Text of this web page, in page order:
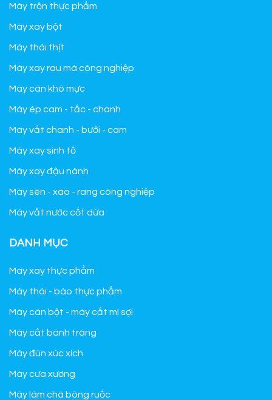
Máy trộn thực phẩm
Máy xay bột
Máy thái thịt
Máy xay rau má công nghiệp
Máy cán khô mực
Máy ép cam - tắc - chanh
Máy vắt chanh - bưởi - cam
Máy xay sinh tố
Máy xay đậu nành
Máy sên - xào - rang công nghiệp
Máy vắt nước cốt dừa
DANH MỤC
Máy xay thực phẩm
Máy thái - bào thực phẩm
Máy cán bột - máy cắt mì sợi
Máy cắt bánh tráng
Máy đùn xúc xích
Máy cưa xương
Máy làm chà bông ruốc